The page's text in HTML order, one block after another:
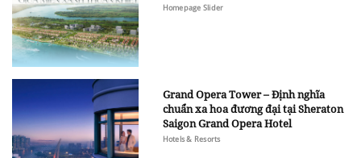
Homepage Slider
Grand Opera Tower – Định nghĩa
chuẩn xa hoa đương đại tại Sheraton
Saigon Grand Opera Hotel
Hotels & Resorts